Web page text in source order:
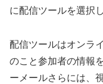
に配信ツールを選択
配信ツールはオンラ
のこと参加者の情報
ーメールさらには、